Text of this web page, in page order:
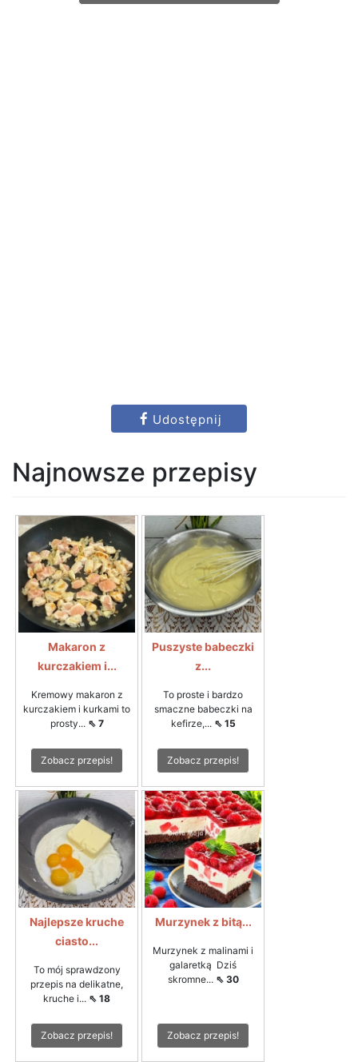
Udostępnij
Najnowsze przepisy
Makaron z
kurczakiem i...
Kremowy makaron z
kurczakiem i kurkami to
prosty... ⇖ 7
Zobacz przepis!
Puszyste babeczki
z...
To proste i bardzo
smaczne babeczki na
kefirze,... ⇖ 15
Zobacz przepis!
Najlepsze kruche
ciasto...
To mój sprawdzony
przepis na delikatne,
kruche i... ⇖ 18
Zobacz przepis!
Murzynek z bitą...
Murzynek z malinami i
galaretką Dziś
skromne... ⇖ 30
Zobacz przepis!